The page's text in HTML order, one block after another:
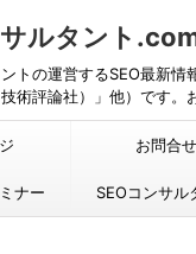
ルタント
トの運営するSEO最新
術評論社）」他）です。
お問合せ
ナー SEOコンサル